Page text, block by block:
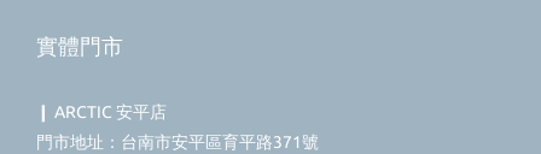
實體門市
❙ ARCTIC 安平店
門市地址：台南市安平區育平路371號